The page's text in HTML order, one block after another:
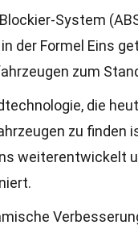
System
der Formel Eins
zum
die
zu finden
weiterentwickelt